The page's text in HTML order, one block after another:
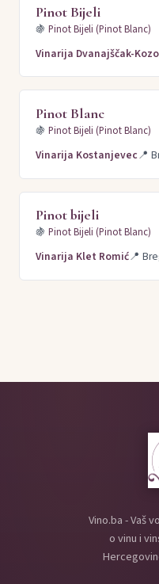
Pinot Bijeli
🍇 Pinot Bijeli (Pinot Blanc)
Vinarija Dvanajščak-
Pinot Blanc
🍇 Pinot Bijeli (Pinot Blanc)
Vinarija Kostanjevec📍
Pinot bijeli
🍇 Pinot Bijeli (Pinot Blanc)
Vinarija Klet Romić📍
Vino.ba - Vaš
o vinu i